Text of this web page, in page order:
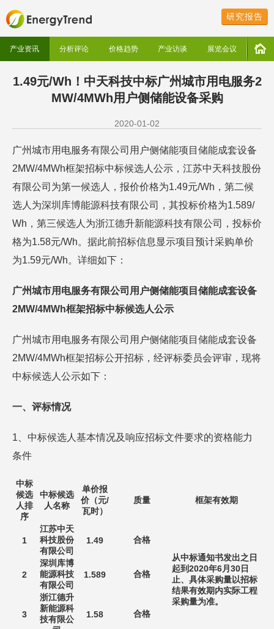
研究报告
产业资讯 分析评论 价格趋势 产业访谈 展览会议
1.49元/Wh！中天科技中标广州城市用电服务2
MW/4MWh用户侧储能设备采购
2020-01-02
广州城市用电服务有限公司用户侧储能项目储能成套设备
2MW/4MWh框架招标中标候选人公示，江苏中天科技股份
有限公司为第一候选人，报价价格为1.49元/Wh，第二候
选人为深圳库博能源科技有限公司，其投标价格为1.589/
Wh，第三候选人为浙江德升新能源科技有限公司，投标价
格为1.58元/Wh。据此前招标信息显示项目预计采购单价
为1.59元/Wh。详细如下：
广州城市用电服务有限公司用户侧储能项目储能成套设备
2MW/4MWh框架招标中标候选人公示
广州城市用电服务有限公司用户侧储能项目储能成套设备
2MW/4MWh框架招标公开招标，经评标委员会评审，现将
中标候选人公示如下：
一、评标情况
1、中标候选人基本情况及响应招标文件要求的资格能力
条件
中标
候选
人排
序
中标候选
人名称
单价报
价（元/
瓦时）
质量 框架有效期
1
江苏中天
科技股份
有限公司
1.49
合格
从中标通知书发出之日
起到2020年6月30日
止、具体采购量以招标
结果有效期内实际工程
采购量为准。
2
深圳库博
能源科技
有限公司
1.589 合格
3
浙江德升
新能源科
技有限公
1.58 合格